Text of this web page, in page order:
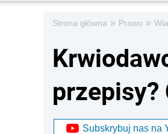
Strona główna » Prawo »
przepisy?
Subskrybuj nas na